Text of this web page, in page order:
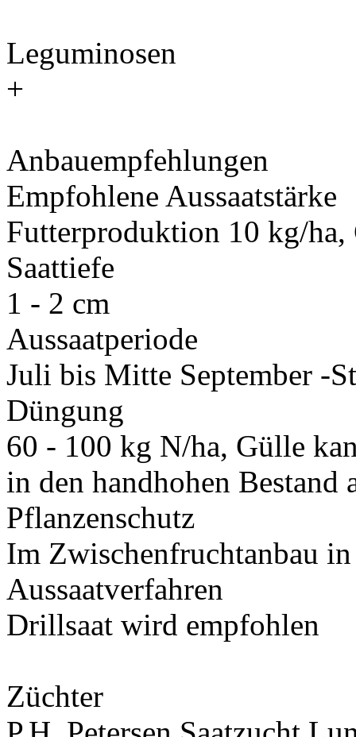
Leguminosen
+
Anbauempfehlungen
Empfohlene Aussaatstärke
Futterproduktion 10 kg/
Saattiefe
1 - 2 cm
Aussaatperiode
Juli bis Mitte September -
Düngung
60 - 100 kg N/ha, Gülle
in den handhohen Bestand
Pflanzenschutz
Im Zwischenfruchtanbau
Aussaatverfahren
Drillsaat wird empfohlen
Züchter